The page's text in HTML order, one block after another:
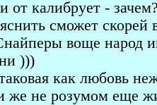
от калибрует -
сможет скорей
воще народ
)))
как любовь
же не розумом еще